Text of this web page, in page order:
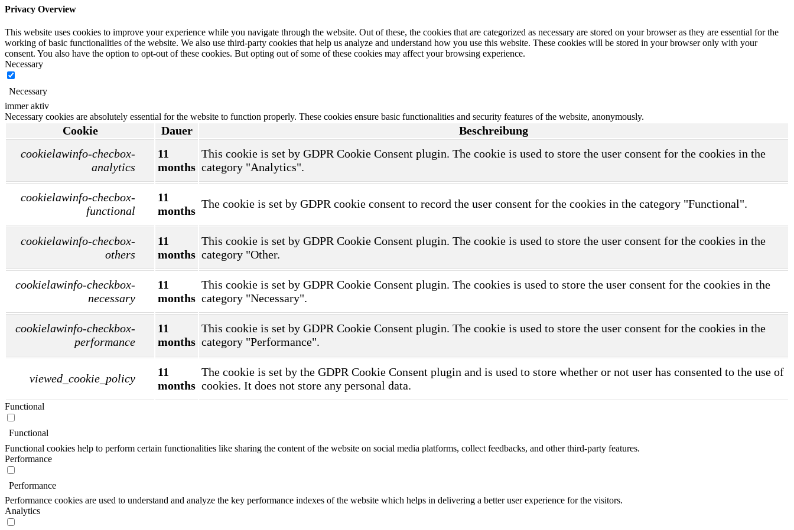
Privacy Overview
This website uses cookies to improve your experience while you navigate through the website. Out of these, the cookies that are categorized as necessary are stored on your browser as they are essential for the
working of basic functionalities of the website. We also use third-party cookies that help us analyze and understand how you use this website. These cookies will be stored in your browser only with your
consent. You also have the option to opt-out of these cookies. But opting out of some of these cookies may affect your browsing experience.
Necessary
Necessary
immer aktiv
Necessary cookies are absolutely essential for the website to function properly. These cookies ensure basic functionalities and security features of the website, anonymously.
Cookie Dauer
Beschreibung
cookielawinfo-checbox-
analytics
11
months
This cookie is set by GDPR Cookie Consent plugin. The cookie is used to store the user consent for the cookies in the
category "Analytics".
cookielawinfo-checbox-
functional
11
months
The cookie is set by GDPR cookie consent to record the user consent for the cookies in the category "Functional".
cookielawinfo-checbox-
others
11
months
This cookie is set by GDPR Cookie Consent plugin. The cookie is used to store the user consent for the cookies in the
category "Other.
cookielawinfo-checkbox-
necessary
11
months
This cookie is set by GDPR Cookie Consent plugin. The cookies is used to store the user consent for the cookies in the
category "Necessary".
cookielawinfo-checkbox-
performance
11
months
This cookie is set by GDPR Cookie Consent plugin. The cookie is used to store the user consent for the cookies in the
category "Performance".
viewed_cookie_policy
11
months
The cookie is set by the GDPR Cookie Consent plugin and is used to store whether or not user has consented to the use of
cookies. It does not store any personal data.
Functional
Functional
Functional cookies help to perform certain functionalities like sharing the content of the website on social media platforms, collect feedbacks, and other third-party features.
Performance
Performance
Performance cookies are used to understand and analyze the key performance indexes of the website which helps in delivering a better user experience for the visitors.
Analytics